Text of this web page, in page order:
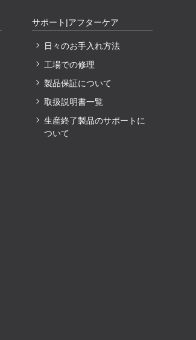
サポート|アフターケア
日々のお手入れ方法
工場での修理
製品保証について
取扱説明書一覧
生産終了製品のサポートに
ついて